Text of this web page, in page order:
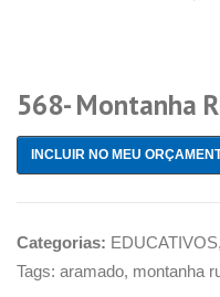
568- Montanha
INCLUIR NO MEU
Categorias: EDUCATIVOS,
Tags: aramado, montanha